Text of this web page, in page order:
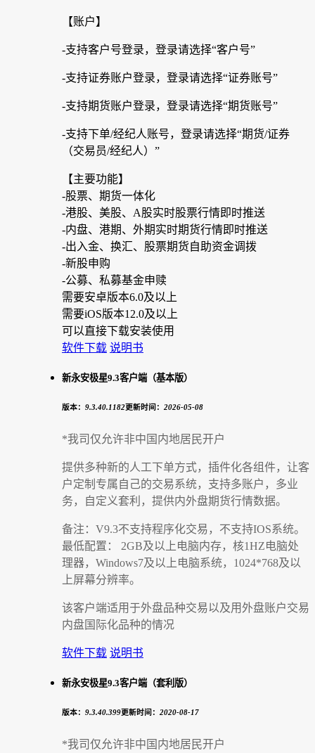
【账户】
-支持客户号登录，登录请选择“客户号”
-支持证券账户登录，登录请选择“证券账号”
-支持期货账户登录，登录请选择“期货账号”
-支持下单/经纪人账号，登录请选择“期货/证券
（交易员/经纪人） ”
【主要功能】
-股票、期货一体化
-港股、美股、A股实时股票行情即时推送
-内盘、港期、外期实时期货行情即时推送
-出入金、换汇、股票期货自助资金调拨
-新股申购
-公募、私募基金申赎
需要安卓版本6.0及以上
需要iOS版本12.0及以上
可以直接下载安装使用
软件下载 说明书
新永安极星9.3客户端（基本版）
版本： 9.3.40.1182更新时间： 2026-05-08
*我司仅允许非中国内地居民开户
提供多种新的人工下单方式，插件化各组件，让客
户定制专属自己的交易系统，支持多账户，多业
务，自定义套利，提供内外盘期货行情数据。
备注：V9.3不支持程序化交易，不支持IOS系统。
最低配置： 2GB及以上电脑内存，核1HZ电脑处
理器，Windows7及以上电脑系统，1024*768及以
上屏幕分辨率。
该客户端适用于外盘品种交易以及用外盘账户交易
内盘国际化品种的情况
软件下载 说明书
新永安极星9.3客户端（套利版）
版本： 9.3.40.399更新时间： 2020-08-17
*我司仅允许非中国内地居民开户